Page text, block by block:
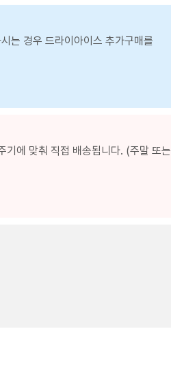
는 경우 드라이아이스 추가구매를
기에 맞춰 직접 배송됩니다. (주말 또는